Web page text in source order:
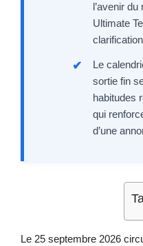
l’avenir
Ultimate
Le
sortie fin
habitudes
qui
d’une
Le 25 septembre 2026